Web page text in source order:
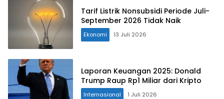
Tarif Listrik Nonsubsidi Periode Juli-
September 2026 Tidak Naik
Ekonomi 13 Juli 2026
Laporan Keuangan 2025: Donald
Trump Raup Rp1 Miliar dari Kripto
Internasional 1 Juli 2026